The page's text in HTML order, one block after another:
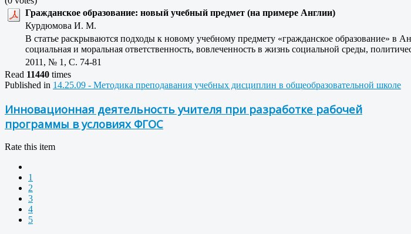
Гражданское образование: новый учебный предмет (на примере Англии)
Курдюмова И. М.
В статье раскрываются подходы к новому учебному предмету «гражданское образование» в
социальная и моральная ответственность, вовлеченность в жизнь социальной среды,
2011, № 1, C. 74-81
Read 11440 times
Published in 14.25.09 - Методика преподавания учебных дисциплин в общеобразовательной школе
Инновационная деятельность учителя при разработке рабочей
программы в условиях ФГОС
Rate this item
1
2
3
4
5